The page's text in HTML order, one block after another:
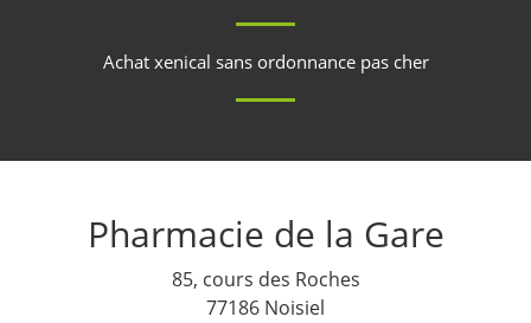
Achat xenical sans ordonnance pas cher
Pharmacie de la Gare
85, cours des Roches
77186 Noisiel